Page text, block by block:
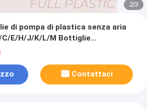
2/3
di pompa di plastica senza aria
C/E/H/J/K/L/M Bottiglie
Contattaci